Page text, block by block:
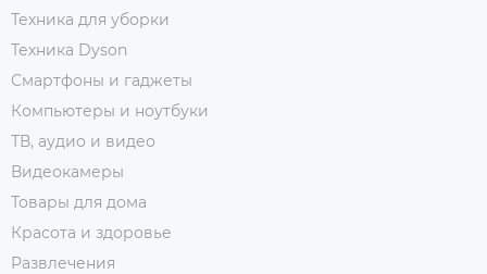
Техника для уборки
Техника Dyson
Смартфоны и гаджеты
Компьютеры и ноутбуки
ТВ, аудио и видео
Видеокамеры
Товары для дома
Красота и здоровье
Развлечения